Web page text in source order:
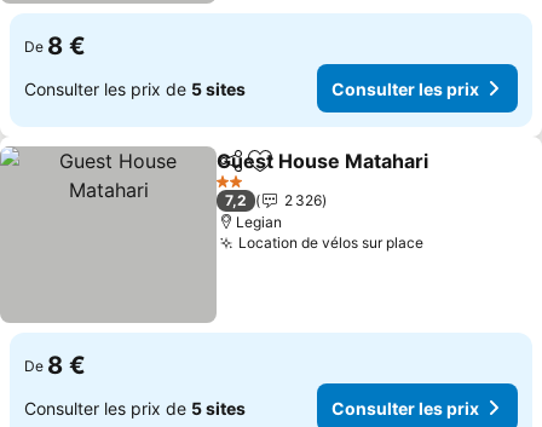
De 8 €
Consulter les prix de 5 sites Consulter les prix
PartagerAjouter à mes favoris
Guest House Matahari
2 Étoiles
7,2
2 326
Legian
Location de vélos sur placeConsulter
De 8 €
Consulter les prix de 5 sites Consulter les prix